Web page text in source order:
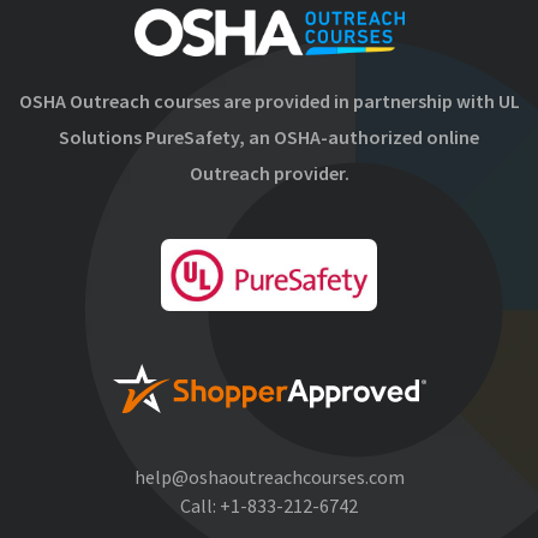
OSHA Outreach courses are provided in partnership with UL
Solutions PureSafety, an OSHA-authorized online
Outreach provider.
help@oshaoutreachcourses.com
Call: +1-833-212-6742